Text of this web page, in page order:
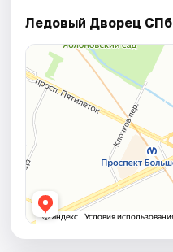
Ледовый Дворец СПб